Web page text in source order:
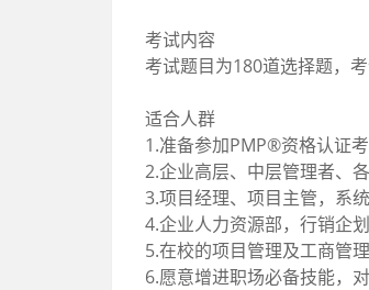
考试内容
考试题目为180道选择题，
适合人群
1.准备参加PMP®资格认证考
2.企业高层、中层管理者、各
3.项目经理、项目主管，系
4.企业人力资源部，行销企
5.在校的项目管理及工商管
6.愿意增进职场必备技能，